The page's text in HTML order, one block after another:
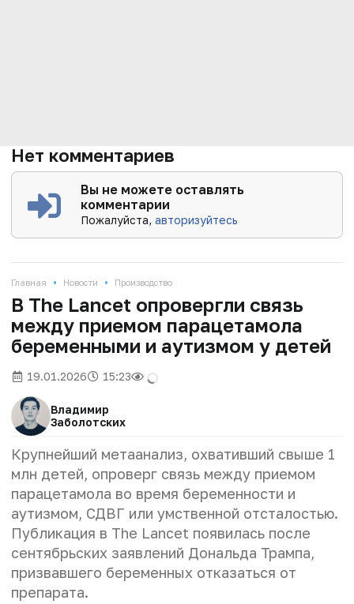
Нет комментариев
Вы не можете оставлять
комментарии
Пожалуйста,авторизуйтесь
Главная • Новости • Производство
В The Lancet опровергли связь
между приемом парацетамола
беременными и аутизмом у детей
19.01.2026 15:23
Владимир
Заболотских
Крупнейший метаанализ, охвативший свыше 1
млн детей, опроверг связь между приемом
парацетамола во время беременности и
аутизмом, СДВГ или умственной отсталостью.
Публикация в The Lancet появилась после
сентябрьских заявлений Дональда Трампа,
призвавшего беременных отказаться от
препарата.